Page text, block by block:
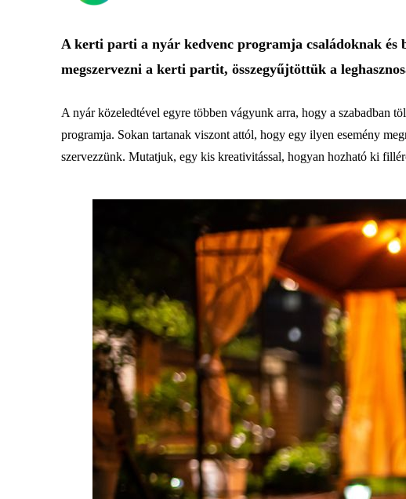
A kerti parti a nyár kedvenc programja családoknak és
megszervezni a kerti partit, összegyűjtöttük a
A nyár közeledtével egyre többen vágyunk arra, hogy a szabadban
programja. Sokan tartanak viszont attól, hogy egy ilyen esemény
szervezzünk. Mutatjuk, egy kis kreativitással, hogyan hozható ki